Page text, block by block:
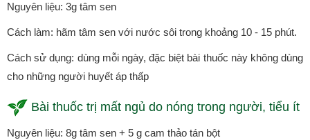
Nguyên liệu: 3g tâm sen
Cách làm: hãm tâm sen với nước sôi trong khoảng 10 - 15 phút.
Cách sử dụng: dùng mỗi ngày, đặc biệt bài thuốc này không dùng
cho những người huyết áp thấp
Bài thuốc trị mất ngủ do nóng trong người, tiểu ít
Nguyên liệu: 8g tâm sen + 5 g cam thảo tán bột